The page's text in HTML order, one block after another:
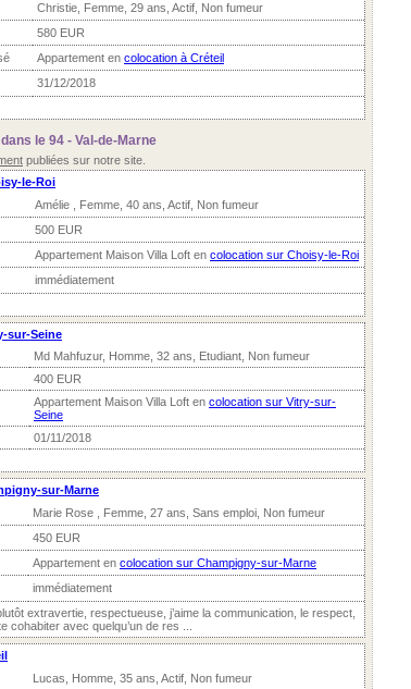
Christie, Femme, 29 ans, Actif, Non fumeur
580 EUR
Appartement en colocation à Créteil
31/12/2018
le 94 - Val-de-Marne
publiées sur notre site.
le-Roi
Amélie , Femme, 40 ans, Actif, Non fumeur
500 EUR
Appartement Maison Villa Loft en colocation sur Choisy-le-Roi
immédiatement
sur-Seine
Md Mahfuzur, Homme, 32 ans, Etudiant, Non fumeur
400 EUR
Appartement Maison Villa Loft en colocation sur Vitry-sur-
Seine
01/11/2018
sur-Marne
Marie Rose , Femme, 27 ans, Sans emploi, Non fumeur
450 EUR
Appartement en colocation sur Champigny-sur-Marne
immédiatement
extravertie, respectueuse, j’aime la communication, le respect,
cohabiter avec quelqu’un de res ...
Lucas, Homme, 35 ans, Actif, Non fumeur